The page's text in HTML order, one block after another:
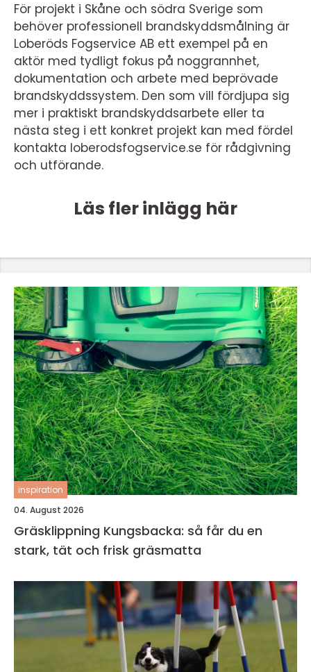
För projekt i Skåne och södra Sverige som
behöver professionell brandskyddsmålning är
Loberöds Fogservice AB ett exempel på en
aktör med tydligt fokus på noggrannhet,
dokumentation och arbete med beprövade
brandskyddssystem. Den som vill fördjupa sig
mer i praktiskt brandskyddsarbete eller ta
nästa steg i ett konkret projekt kan med fördel
kontakta loberodsfogservice.se för rådgivning
och utförande.
Läs fler inlägg här
inspiration
04. August 2026
Gräsklippning Kungsbacka: så får du en
stark, tät och frisk gräsmatta